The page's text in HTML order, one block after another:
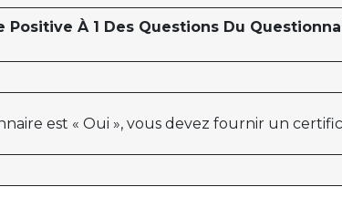
Positive À 1 Des Questions Du
est « Oui », vous devez fournir un